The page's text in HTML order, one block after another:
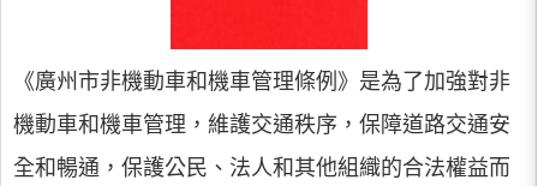
《廣州市非機動車和機車管理條例》是為了加強對非
機動車和機車管理，維護交通秩序，保障道路交通安
全和暢通，保護公民、法人和其他組織的合法權益而